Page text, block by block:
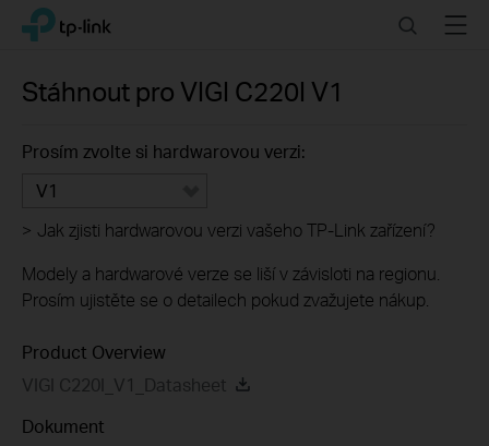
Click
navigation
TP-Link, Reliably Smart SearchMenu
Stáhnout pro VIGI C220I V1
Prosím zvolte si hardwarovou verzi:
V1
> Jak zjisti hardwarovou verzi vašeho TP-Link zařízení?
Modely a hardwarové verze se liší v závisloti na regionu.
Prosím ujistěte se o detailech pokud zvažujete nákup.
Product Overview
VIGI C220I_V1_Datasheet
Dokument